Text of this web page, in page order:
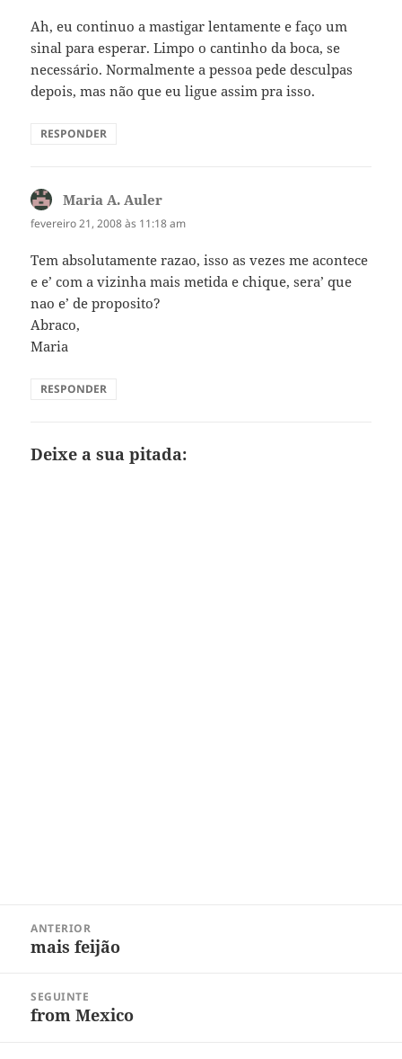
Ah, eu continuo a mastigar lentamente e faço um
sinal para esperar. Limpo o cantinho da boca, se
necessário. Normalmente a pessoa pede desculpas
depois, mas não que eu ligue assim pra isso.
RESPONDER
Maria A. Auler
fevereiro 21, 2008 às 11:18 am
Tem absolutamente razao, isso as vezes me acontece
e e’ com a vizinha mais metida e chique, sera’ que
nao e’ de proposito?
Abraco,
Maria
RESPONDER
Deixe a sua pitada:
ANTERIOR
Post
mais feijão
SEGUINTE
Próximo
from Mexico